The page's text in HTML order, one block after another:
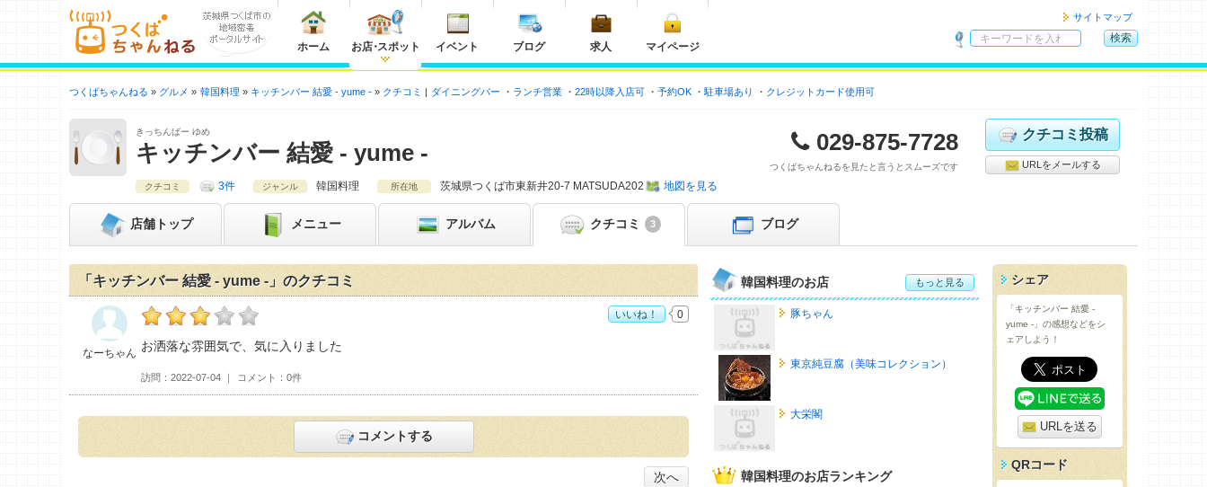
ホーム お店・スポット イベント ブログ 求人 マイページ
サイトマップ
内
索
検索
つくばちゃんねる グルメ 韓国料理 キッチンバー 結愛 - yume - クチコミ ダイニングバー ランチ営業 22時以降入店可 予約OK 駐車場あり クレジットカード使用可
きっちんばー ゆめ
キッチンバー 結愛 - yume - 029-875-7728
つくばちゃんねるを見たと言うとスムーズです
クチコミ投稿
URLをメールする
クチコミ 3件 ジャンル 韓国料理 所在地 茨城県つくば市東新井20-7 MATSUDA202 地図を見る
店舗 トップ メニュー アルバム クチコミ 3 ブログ
「キッチンバー 結愛 - yume -」のクチコミ
なーちゃんのキッチンバー 結愛 - yume -おすすめ度：
お洒落な雰囲気で、気に入りました
訪問 2022-07-04 コメント 0件
なーちゃん
いいね！ 0
コメントする
次へ
韓国料理のお店 もっと見る
豚ちゃん
東京純豆腐（美味コレクション）
大栄閣
韓国料理のお店ランキング
シェア
「キッチンバー 結愛 -
yume -」の感想などをシ
ェアしよう！
URLを送る
QRコード